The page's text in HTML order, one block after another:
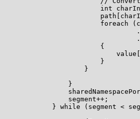
int
foreach
                        {
                        }
                    }
                }
                segment++;
} while (segment <